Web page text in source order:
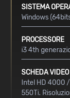
SISTEMA
Windows
PROCESSORE
i3 4th
SCHEDA VIDEO
Intel HD 4000
550Ti.